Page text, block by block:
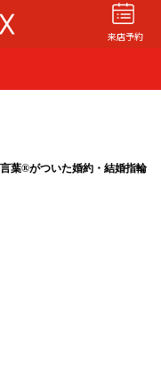
来店予約
葉®がついた婚約・結婚指輪